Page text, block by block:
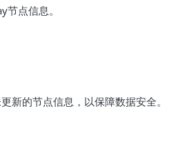
点信息。
新的节点信息，以保障数据安全。